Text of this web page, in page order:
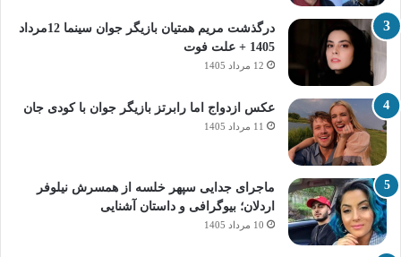
درگذشت مریم همتیان بازیگر جوان سینما 12مرداد
1405 + علت فوت
12 مرداد 1405
عکس ازدواج اما رابرتز بازیگر جوان با کودی جان
11 مرداد 1405
ماجرای جدایی سپهر خلسه از همسرش نیلوفر
اردلان؛ بیوگرافی و داستان آشنایی
10 مرداد 1405